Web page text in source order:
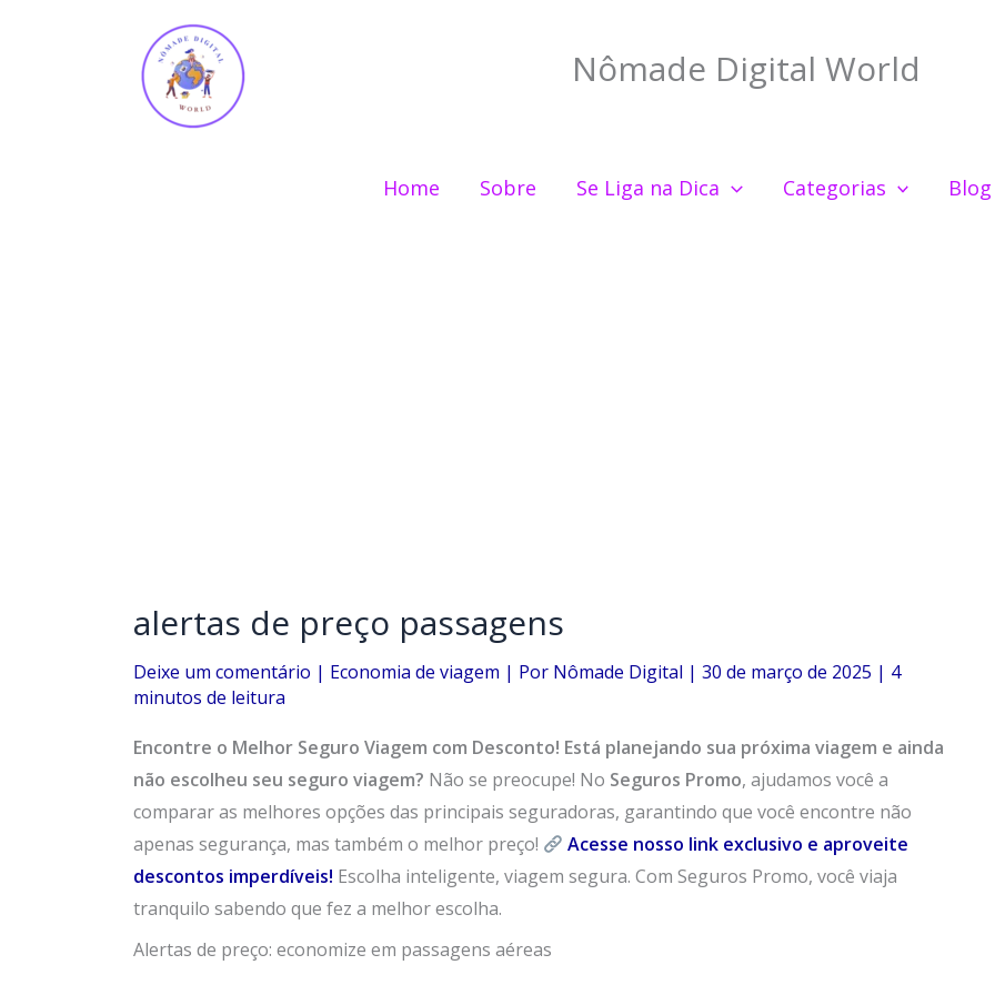
Nômade Digital World
Home Sobre Se Liga na Dica Categorias Blog
alertas de preço passagens
Deixe um comentário | Economia de viagem | Por Nômade Digital | 30 de março de 2025 | 4
minutos de leitura
Encontre o Melhor Seguro Viagem com Desconto! Está planejando sua próxima viagem e ainda
não escolheu seu seguro viagem? Não se preocupe! No Seguros Promo, ajudamos você a
comparar as melhores opções das principais seguradoras, garantindo que você encontre não
apenas segurança, mas também o melhor preço!
Acesse nosso link exclusivo e aproveite
descontos imperdíveis! Escolha inteligente, viagem segura. Com Seguros Promo, você viaja
tranquilo sabendo que fez a melhor escolha.
Alertas de preço: economize em passagens aéreas